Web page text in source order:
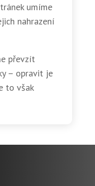
umíme
nahrazení
převzít
– opravit je
to však